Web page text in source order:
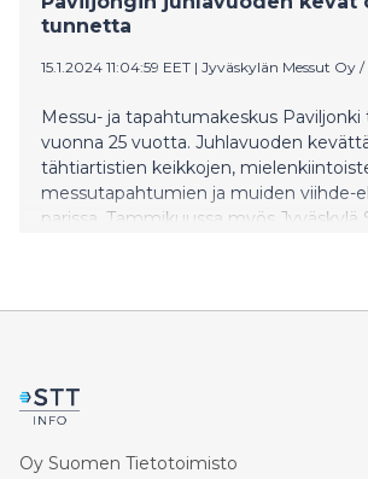
tunnetta
15.1.2024 11:04:59 EET | Jyväskylän Messut Oy
Messu- ja tapahtumakeskus
vuonna 25 vuotta. Juhlavuoden
tähtiartistien keikkojen,
messutapahtumien ja muiden viihde-
parissa. Tammikuussa myös Jyväskylä
Oy Suomen Tietotoimisto